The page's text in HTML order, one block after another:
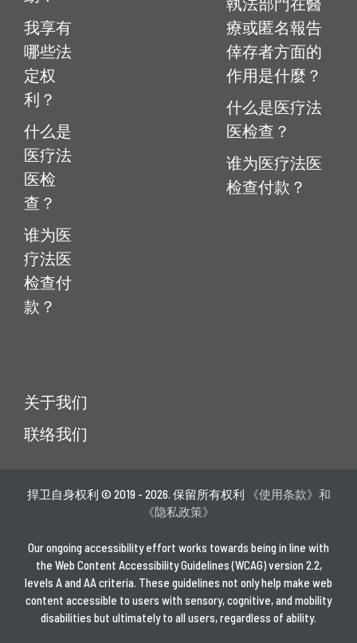
我享有
哪些法
定权
利？
什么是
医疗法
医检
查？
谁为医
疗法医
检查付
款？
療或匿名報告
倖存者方面的
作用是什麼？
什么是医疗法
医检查？
谁为医疗法医
检查付款？
关于我们
联络我们
捍卫自身权利 © 2019 - 2026. 保留所有权利
《使用条款》和
《隐私政策》
Our ongoing accessibility effort works towards being in line with
the Web Content Accessibility Guidelines (WCAG) version 2.2,
levels A and AA criteria. These guidelines not only help make web
content accessible to users with sensory, cognitive, and mobility
disabilities but ultimately to all users, regardless of ability.